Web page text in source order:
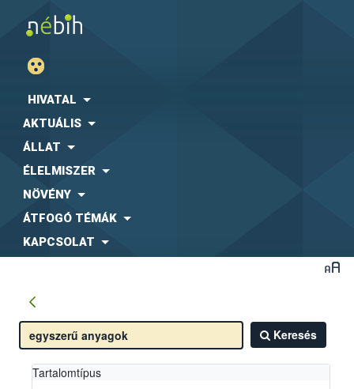
HIVATAL
AKTUÁLIS
ÁLLAT
ÉLELMISZER
NÖVÉNY
ÁTFOGÓ TÉMÁK
KAPCSOLAT
Keresés
Tartalomtípus